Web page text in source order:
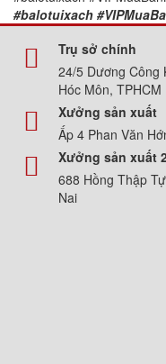
#balotuixach
Trụ sở chính
24/5 Dương Công
Hóc Môn, TPHCM
Xưởng sản xuất
Ấp 4 Phan Văn
Xưởng sản xuất
688 Hồng Thập
Nai